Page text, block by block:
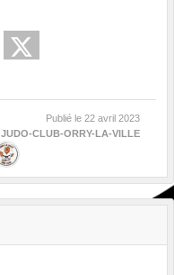
Publié le 22 avril 2023
JUDO-CLUB-ORRY-LA-VILLE